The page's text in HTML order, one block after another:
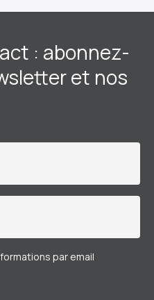
: abonnez-
et nos
par email